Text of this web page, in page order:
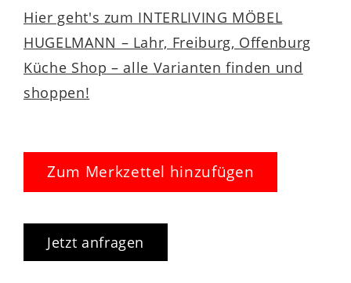
Hier geht's zum INTERLIVING MÖBEL
HUGELMANN – Lahr, Freiburg, Offenburg
Küche Shop – alle Varianten finden und
shoppen!
Zum Merkzettel hinzufügen
Jetzt anfragen